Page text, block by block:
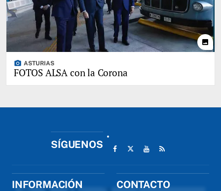
photo
photo_camera ASTURIAS
FOTOS ALSA con la Corona
SÍGUENOS
INFORMACIÓN CONTACTO